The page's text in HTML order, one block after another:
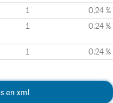
1 0,24 %
1 0,24 %
1 0,24 %
en xml